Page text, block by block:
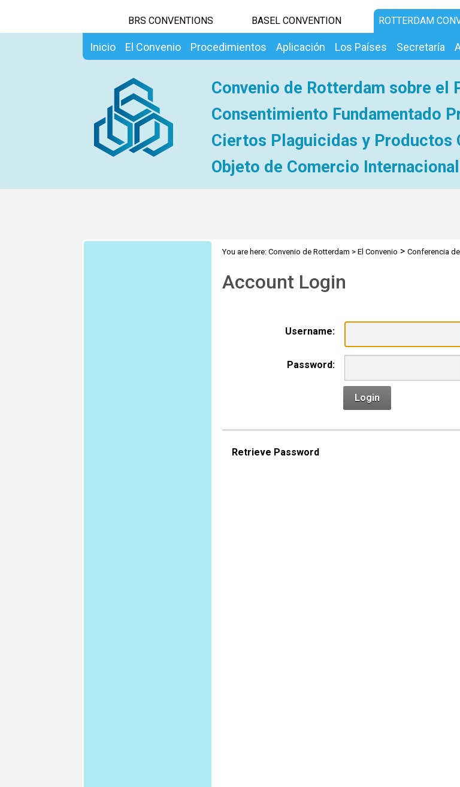
BRS CONVENTIONS BASEL CONVENTION ROTTERDAM
Inicio El Convenio Procedimientos Aplicación Los Países Secretaría
Convenio de Rotterdam sobre el
Consentimiento Fundamentado
Ciertos Plaguicidas y Productos
Objeto de Comercio Internacional
You are here: Convenio de Rotterdam > El Convenio > Conferencia
Account Login
Username:
Password:
Login
Retrieve Password